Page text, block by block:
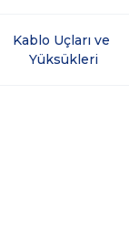
Kablo Uçları ve
Yüksükleri